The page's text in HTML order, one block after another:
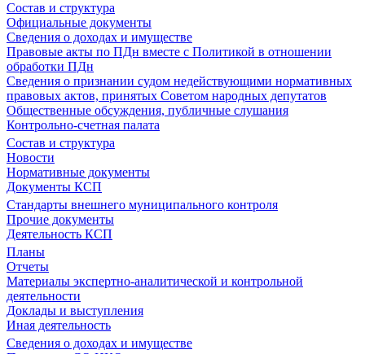
Состав и структура
Официальные документы
Сведения о доходах и имуществе
Правовые акты по ПДн вместе с Политикой в отношении
обработки ПДн
Сведения о признании судом недействующими нормативных
правовых актов, принятых Советом народных депутатов
Общественные обсуждения, публичные слушания
Контрольно-счетная палата
Состав и структура
Новости
Нормативные документы
Документы КСП
Стандарты внешнего муниципального контроля
Прочие документы
Деятельность КСП
Планы
Отчеты
Материалы экспертно-аналитической и контрольной
деятельности
Доклады и выступления
Иная деятельность
Сведения о доходах и имуществе